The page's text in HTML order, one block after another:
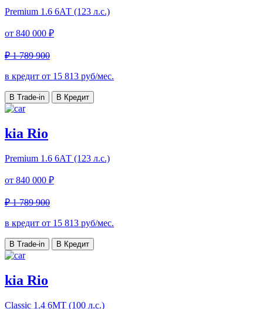
Premium 1.6 6АТ (123 л.с.)
от 840 000 ₽
₽ 1 789 900
в кредит от 15 813 руб/мес.
В Trade-in В Кредит
kia Rio
Premium 1.6 6АТ (123 л.с.)
от 840 000 ₽
₽ 1 789 900
в кредит от 15 813 руб/мес.
В Trade-in В Кредит
kia Rio
Classic 1.4 6МТ (100 л.с.)